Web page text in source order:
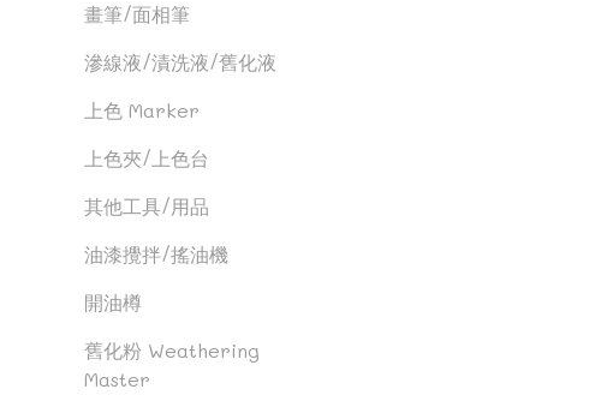
畫筆/面相筆
滲線液/漬洗液/舊化液
上色 Marker
上色夾/上色台
其他工具/用品
油漆攪拌/搖油機
開油樽
舊化粉 Weathering
Master